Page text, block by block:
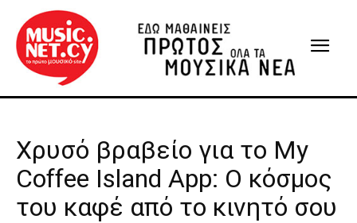
Χρυσό βραβείο για το My
Coffee Island App: Ο κόσμος
του καφέ από το κινητό σου